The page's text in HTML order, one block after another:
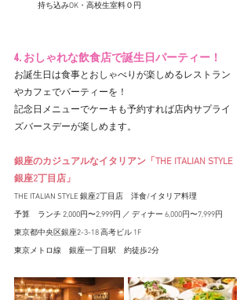
持ち込みOK・高校生室料０円
4. おしゃれな飲食店で誕生日パーティー！
お誕生日は食事とおしゃべりが楽しめるレストラン
やカフェでパーティーを！
記念日メニューでケーキも予約すれば店内サプライ
ズバースデーが楽しめます。
銀座のカジュアルなイタリアン「THE ITALIAN STYLE
銀座2丁目店」
THE ITALIAN STYLE 銀座2丁目店　洋食/イタリア料理
予算　ランチ 2,000円〜2,999円 ／ ディナー 6,000円〜7,999円
東京都中央区銀座2-3-18 高考ビル 1F
東京メトロ線　銀座一丁目駅　約徒歩2分